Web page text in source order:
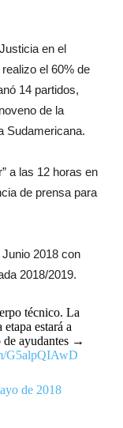
en el
el 60% de
14 partidos,
de la
Sudamericana.
a las 12 horas en
de prensa para
2018 con
2018/2019.
técnico. La
estará a
de ayudantes →
G5alpQIAwD
de 2018